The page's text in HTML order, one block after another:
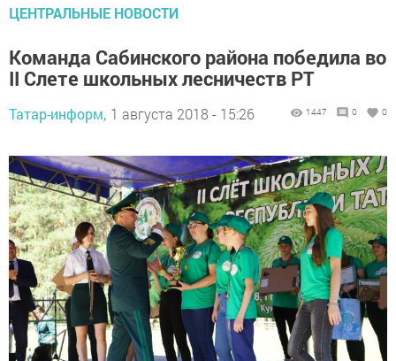
ЦЕНТРАЛЬНЫЕ НОВОСТИ
Команда Сабинского района победила во
II Слете школьных лесничеств РТ
Татар-информ, 1 августа 2018 - 15:26 1447 0 0